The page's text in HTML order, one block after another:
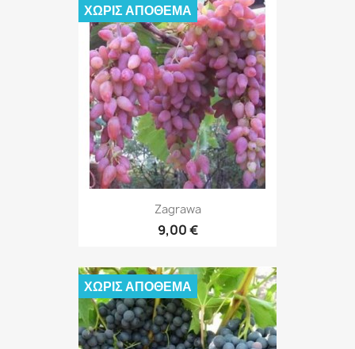
Zagrawa
9,00 €
ΧΩΡΊΣ ΑΠΌΘΕΜΑ
ΧΩΡΊΣ ΑΠΌΘΕΜΑ